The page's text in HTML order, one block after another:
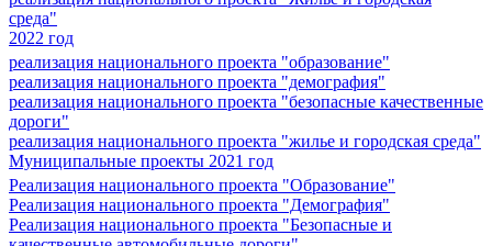
среда"
2022 год
реализация национального проекта "образование"
реализация национального проекта "демография"
реализация национального проекта "безопасные качественные
дороги"
реализация национального проекта "жилье и городская среда"
Муниципальные проекты 2021 год
Реализация национального проекта "Образование"
Реализация национального проекта "Демография"
Реализация национального проекта "Безопасные и